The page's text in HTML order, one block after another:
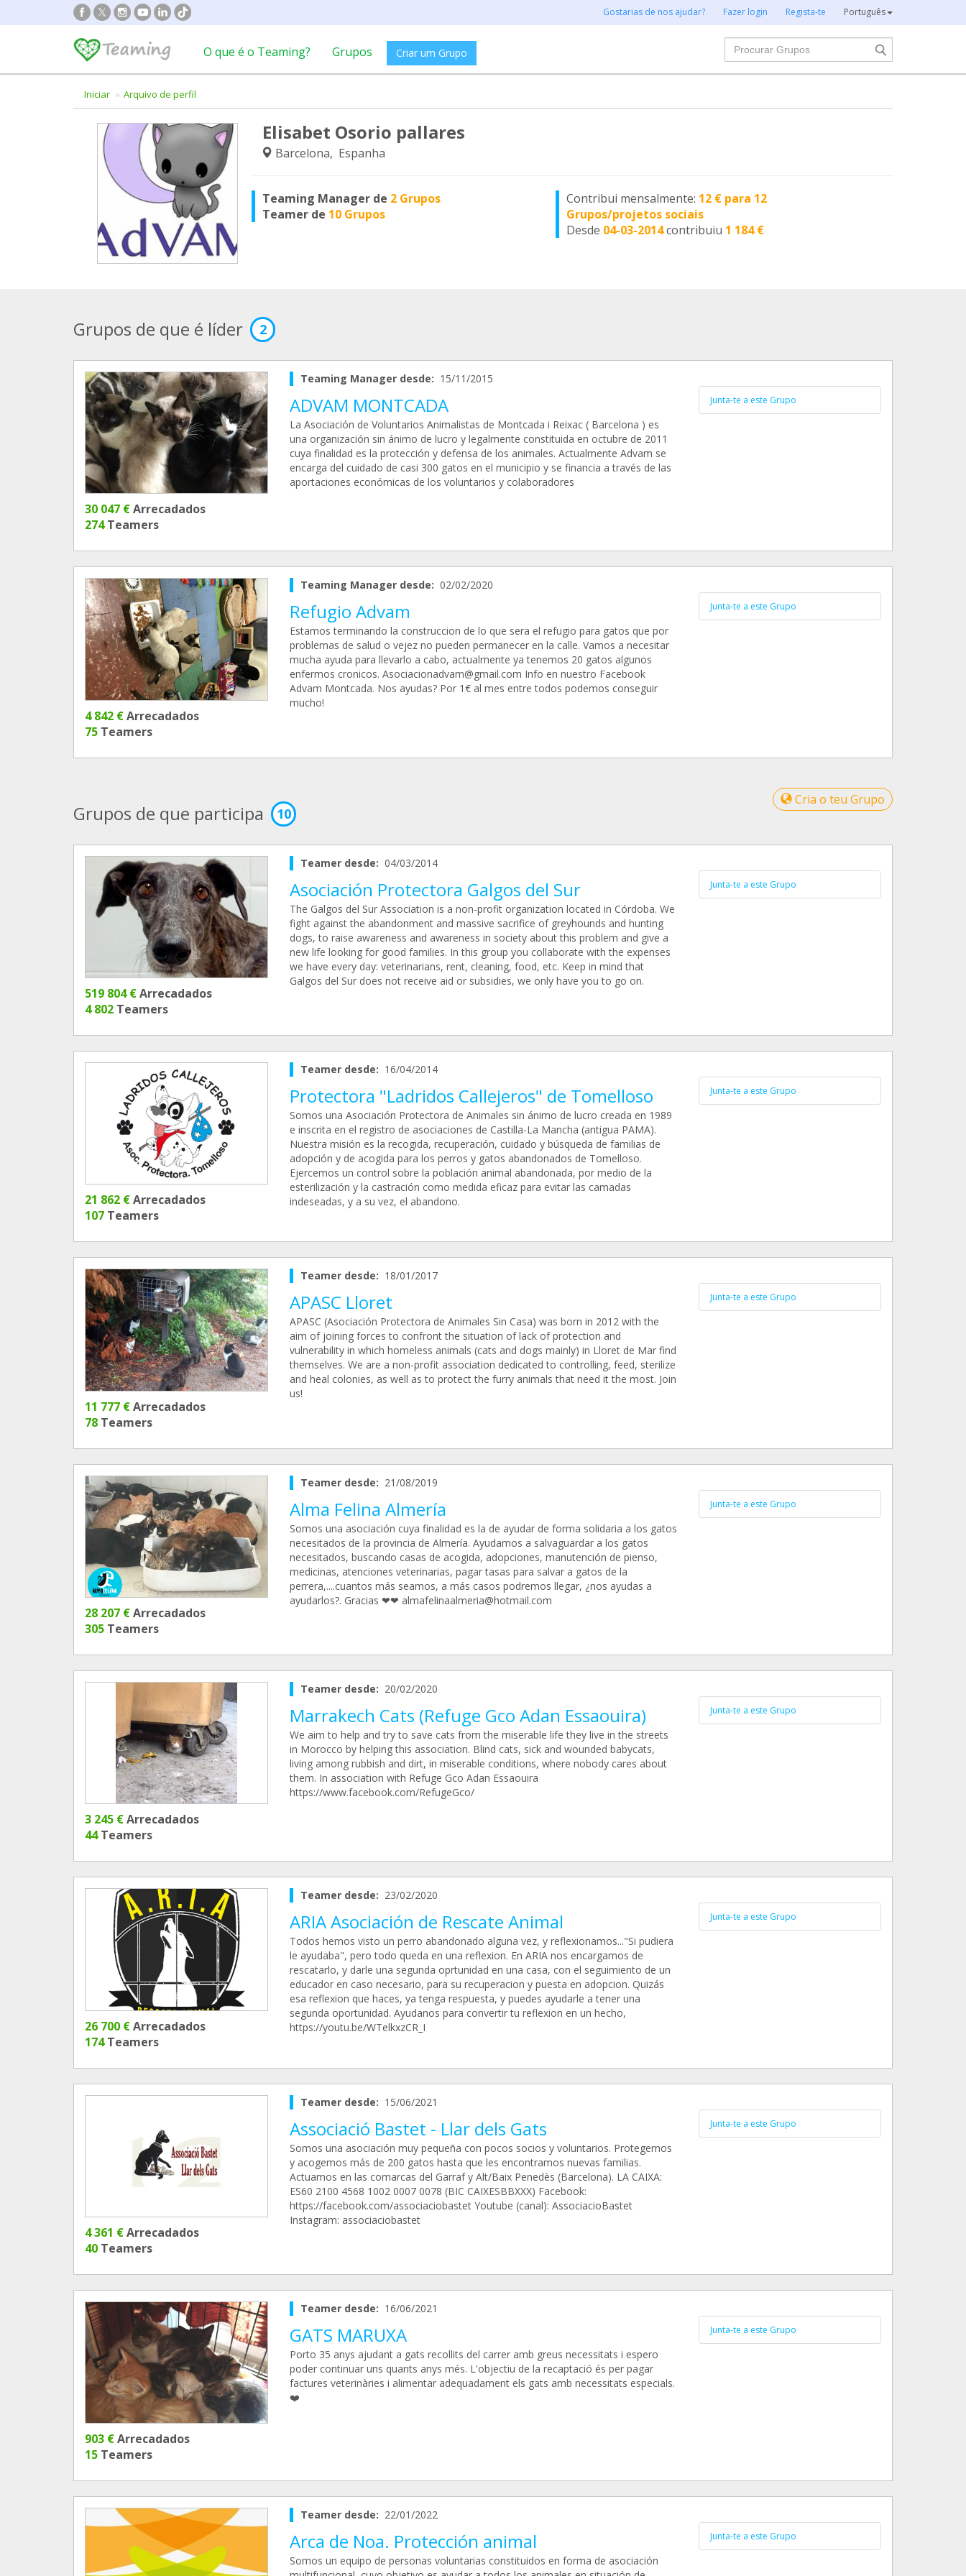
Gostarias de nos ajudar? Fazer login Regista-te Português
O que é o Teaming? Grupos Criar um Grupo
Procurar
Iniciar Arquivo de perfil
Elisabet Osorio pallares
Barcelona, Espanha
Teaming Manager de 2 Grupos
Teamer de 10 Grupos
Contribui mensalmente: 12 € para 12
Grupos/projetos sociais
Desde 04-03-2014contribuiu 1 184 €
Grupos de que é líder 2
30 047 €Arrecadados
274Teamers
Teaming Manager desde: 15/11/2015
ADVAM MONTCADA
La Asociación de Voluntarios Animalistas de Montcada i Reixac ( Barcelona ) es
una organización sin ánimo de lucro y legalmente constituida en octubre de 2011
cuya finalidad es la protección y defensa de los animales. Actualmente Advam se
encarga del cuidado de casi 300 gatos en el municipio y se financia a través de las
aportaciones económicas de los voluntarios y colaboradores
Junta-te a este Grupo
4 842 €Arrecadados
75 Teamers
Teaming Manager desde: 02/02/2020
Refugio Advam
Estamos terminando la construccion de lo que sera el refugio para gatos que por
problemas de salud o vejez no pueden permanecer en la calle. Vamos a necesitar
mucha ayuda para llevarlo a cabo, actualmente ya tenemos 20 gatos algunos
enfermos cronicos. Asociacionadvam@gmail.com Info en nuestro Facebook
Advam Montcada. Nos ayudas? Por 1€ al mes entre todos podemos conseguir
mucho!
Junta-te a este Grupo
Cria o teu Grupo
Grupos de que participa 10
519 804 €Arrecadados
4 802 Teamers
Teamer desde: 04/03/2014
Asociación Protectora Galgos del Sur
The Galgos del Sur Association is a non-profit organization located in Córdoba. We
fight against the abandonment and massive sacrifice of greyhounds and hunting
dogs, to raise awareness and awareness in society about this problem and give a
new life looking for good families. In this group you collaborate with the expenses
we have every day: veterinarians, rent, cleaning, food, etc. Keep in mind that
Galgos del Sur does not receive aid or subsidies, we only have you to go on.
Junta-te a este Grupo
21 862 €Arrecadados
107 Teamers
Teamer desde: 16/04/2014
Protectora "Ladridos Callejeros" de Tomelloso
Somos una Asociación Protectora de Animales sin ánimo de lucro creada en 1989
e inscrita en el registro de asociaciones de Castilla-La Mancha (antigua PAMA).
Nuestra misión es la recogida, recuperación, cuidado y búsqueda de familias de
adopción y de acogida para los perros y gatos abandonados de Tomelloso.
Ejercemos un control sobre la población animal abandonada, por medio de la
esterilización y la castración como medida eficaz para evitar las camadas
indeseadas, y a su vez, el abandono.
Junta-te a este Grupo
11 777 €Arrecadados
78 Teamers
Teamer desde: 18/01/2017
APASC Lloret
APASC (Asociación Protectora de Animales Sin Casa) was born in 2012 with the
aim of joining forces to confront the situation of lack of protection and
vulnerability in which homeless animals (cats and dogs mainly) in Lloret de Mar find
themselves. We are a non-profit association dedicated to controlling, feed, sterilize
and heal colonies, as well as to protect the furry animals that need it the most. Join
us!
Junta-te a este Grupo
28 207 €Arrecadados
305 Teamers
Teamer desde: 21/08/2019
Alma Felina Almería
Somos una asociación cuya finalidad es la de ayudar de forma solidaria a los gatos
necesitados de la provincia de Almería. Ayudamos a salvaguardar a los gatos
necesitados, buscando casas de acogida, adopciones, manutención de pienso,
medicinas, atenciones veterinarias, pagar tasas para salvar a gatos de la
perrera,....cuantos más seamos, a más casos podremos llegar, ¿nos ayudas a
ayudarlos?. Gracias ❤❤ almafelinaalmeria@hotmail.com
Junta-te a este Grupo
3 245 €Arrecadados
44Teamers
Teamer desde: 20/02/2020
Marrakech Cats (Refuge Gco Adan Essaouira)
We aim to help and try to save cats from the miserable life they live in the streets
in Morocco by helping this association. Blind cats, sick and wounded babycats,
living among rubbish and dirt, in miserable conditions, where nobody cares about
them. In association with Refuge Gco Adan Essaouira
https://www.facebook.com/RefugeGco/
Junta-te a este Grupo
26 700 €Arrecadados
174Teamers
Teamer desde: 23/02/2020
ARIA Asociación de Rescate Animal
Todos hemos visto un perro abandonado alguna vez, y reflexionamos..."Si pudiera
le ayudaba", pero todo queda en una reflexion. En ARIA nos encargamos de
rescatarlo, y darle una segunda oprtunidad en una casa, con el seguimiento de un
educador en caso necesario, para su recuperacion y puesta en adopcion. Quizás
esa reflexion que haces, ya tenga respuesta, y puedes ayudarle a tener una
segunda oportunidad. Ayudanos para convertir tu reflexion en un hecho,
https://youtu.be/WTelkxzCR_I
Junta-te a este Grupo
4 361 €Arrecadados
40 Teamers
Teamer desde: 15/06/2021
Associació Bastet - Llar dels Gats
Somos una asociación muy pequeña con pocos socios y voluntarios. Protegemos
y acogemos más de 200 gatos hasta que les encontramos nuevas familias.
Actuamos en las comarcas del Garraf y Alt/Baix Penedès (Barcelona). LA CAIXA:
ES60 2100 4568 1002 0007 0078 (BIC CAIXESBBXXX) Facebook:
https://facebook.com/associaciobastet Youtube (canal): AssociacioBastet
Instagram: associaciobastet
Junta-te a este Grupo
903 €Arrecadados
15 Teamers
Teamer desde: 16/06/2021
GATS MARUXA
Porto 35 anys ajudant a gats recollits del carrer amb greus necessitats i espero
poder continuar uns quants anys més. L'objectiu de la recaptació és per pagar
factures veterinàries i alimentar adequadament els gats amb necessitats especials.
❤️
Junta-te a este Grupo
Teamer desde: 22/01/2022
Arca de Noa. Protección animal
Somos un equipo de personas voluntarias constituidos en forma de asociación
Junta-te a este Grupo